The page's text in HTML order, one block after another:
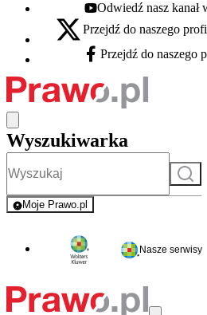
Youtube - otwiera się w nowej
Odwiedź nasz kanał
X - otwiera się w nowej karcie
Przejdź do naszego
Facebook - otwiera się w nowej
Przejdź do naszego
Wyszukiwarka
Szukaj
Moje Prawo.pl
- rejestracja i logowanie do serwisu
Nasze serwisy